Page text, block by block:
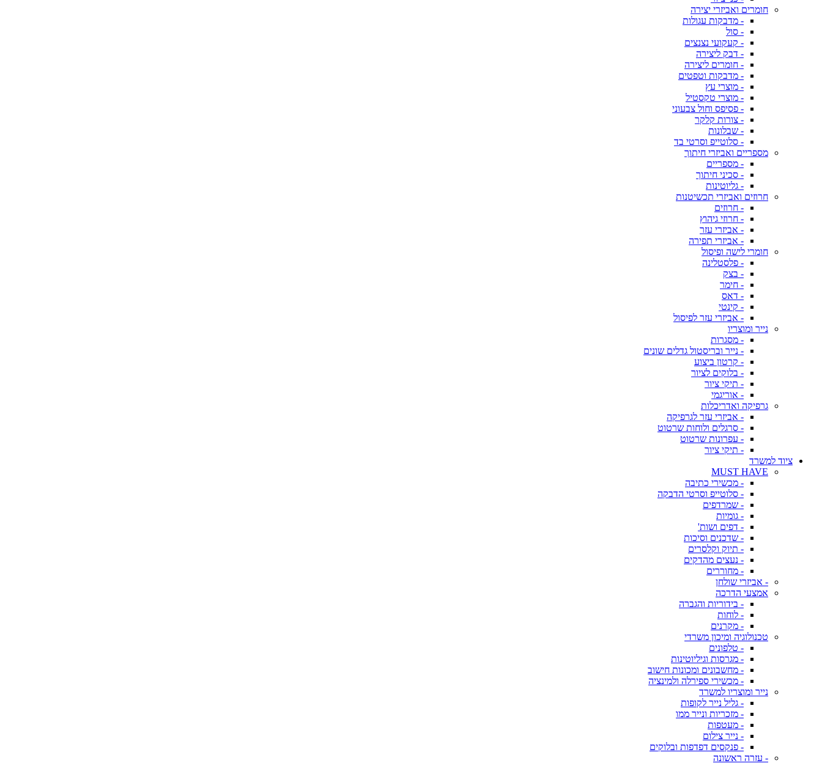
חומרים ואביזרי יצירה
- מדבקות עגולות
- סול
- קעקועי נצנצים
- דבק ליצירה
- חומרים ליצירה
- מדבקות וטפטים
- מוצרי עץ
- מוצרי טקסטיל
- פסיפס וחול צבעוני
- צורות קלקר
- שבלונות
- סלוטייפ וסרטי בד
מספריים ואביזרי חיתוך
- מספריים
- סכיני חיתוך
- גליוטינות
חרוזים ואביזרי תכשיטנות
- חרוזים
- חרוזי גיהוץ
- אביזרי עזר
- אביזרי תפירה
חומרי לישה ופיסול
- פלסטלינה
- בצק
- חימר
- דאס
- קינטי
- אביזרי עזר לפיסול
נייר ומוצריו
- מסגרות
- נייר ובריסטול גדלים שונים
- קרטון ביצוע
- בלוקים לציור
- תיקי ציור
- אוריגמי
גרפיקה ואדריכלות
- אביזרי עזר לגרפיקה
- סרגלים ולוחות שרטוט
- עפרונות שרטוט
- תיקי ציור
ציוד למשרד
MUST HAVE
- מכשירי כתיבה
- סלוטייפ וסרטי הדבקה
- שמרדפים
- גומיות
- דפים ושות'
- שדכנים וסיכות
- תיוק וקלסרים
- נעצים מהדקים
- מחוררים
- אביזרי שולחן
אמצעי הדרכה
- בידוריות והגברה
- לוחות
- מקרנים
טכנולוגיה ומיכון משרדי
- טלפונים
- מגרסות וגיליוטינות
- מחשבונים ומכונות חישוב
- מכשירי ספירלה ולמינציה
נייר ומוצריו למשרד
- גליל נייר לקופות
- מזכריות ונייר ממו
- מעטפות
- נייר צילום
- פנקסים דפדפות ובלוקים
- עזרה ראשונה